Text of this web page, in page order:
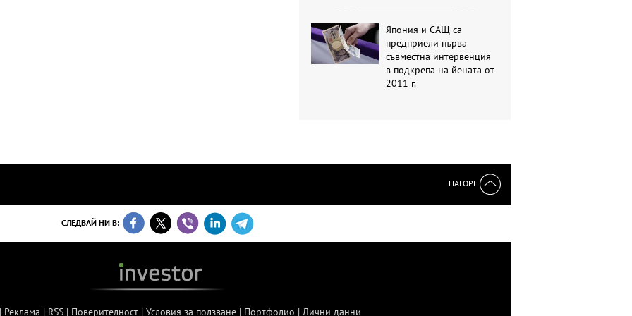
Япония и САЩ са
предприели първа
съвместна интервенция
в подкрепа на йената от
2011 г.
НАГОРЕ
СЛЕДВАЙ НИ В:
| Реклама | RSS| Поверителност| Условия за ползване| Портфолио | Лични данни